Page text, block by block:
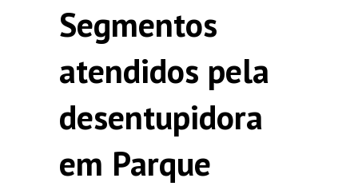
Segmentos
atendidos pela
desentupidora
em Parque